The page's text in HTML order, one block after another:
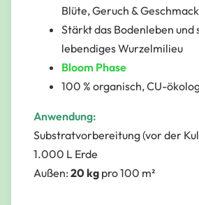
Blüte, Geruch & Geschmack
Stärkt das Bodenleben und
lebendiges Wurzelmilieu
Bloom Phase
100 % organisch, CU-
Anwendung:
Substratvorbereitung (vor der
1.000 L Erde
Außen: 20 kg pro 100 m²